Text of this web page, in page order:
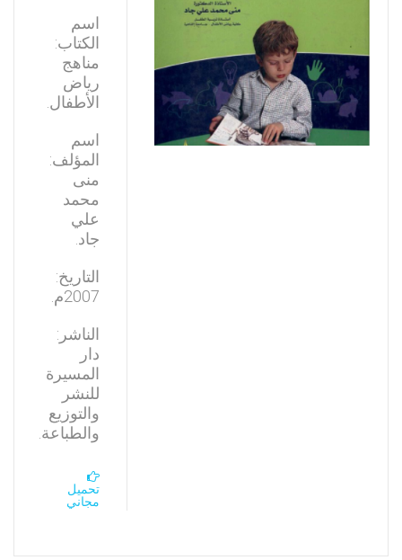
اسم
الكتاب:
مناهج
رياض
الأطفال.
اسم
المؤلف:
منى
محمد
علي
جاد.
التاريخ:
2007م.
الناشر:
دار
المسيرة
للنشر
والتوزيع
والطباعة.
تحميل
مجاني